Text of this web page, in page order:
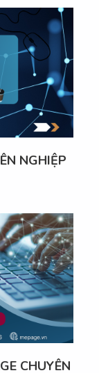
NGHIỆP
CHUYÊN